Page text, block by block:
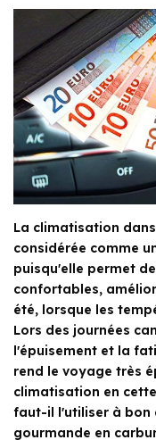
La climatisation
considérée comme
puisqu'elle permet
confortables,
été, lorsque les
Lors des journées
l'épuisement et la
rend le voyage très
climatisation en
faut-il l'utiliser à bon
gourmande en